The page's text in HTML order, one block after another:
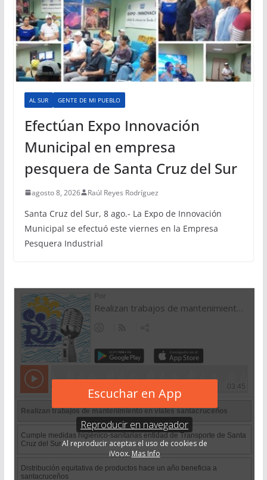
AL SUR GENTE DE MI PUEBLO
Efectúan Expo Innovación
Municipal en empresa
pesquera de Santa Cruz del Sur
agosto 8, 2026 Raúl Reyes Rodríguez
Santa Cruz del Sur, 8 ago.- La Expo de Innovación
Municipal se efectuó este viernes en la Empresa
Pesquera Industrial